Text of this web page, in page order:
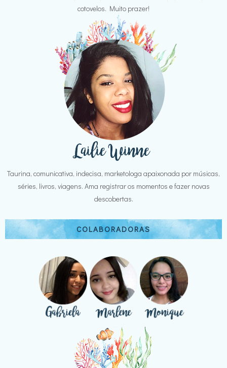
cotovelos. Muito prazer!
Taurina, comunicativa, indecisa, marketologa apaixonada por músicas,
séries, livros, viagens. Ama registrar os momentos e fazer novas
descobertas.
COLABORADORAS